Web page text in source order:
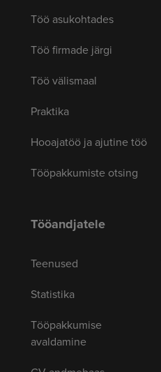
Töö asukohtades
Töö firmade järgi
Töö välismaal
Praktika
Hooajatöö ja ajutine töö
Tööpakkumiste otsing
Tööandjatele
Teenused
Statistika
Tööpakkumise
avaldamine